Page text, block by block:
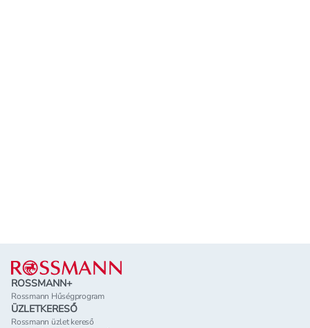
Lábléc
ROSSMANN+
Rossmann Hűségprogram
ÜZLETKERESŐ
Rossmann üzlet kereső